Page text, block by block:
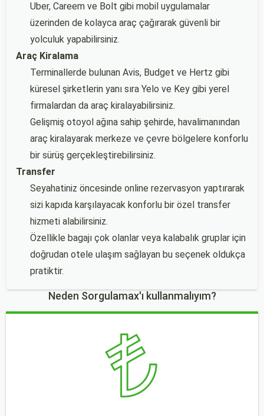
Uber, Careem ve Bolt gibi mobil uygulamalar
üzerinden de kolayca araç çağırarak güvenli bir
yolculuk yapabilirsiniz.
Araç Kiralama
Terminallerde bulunan Avis, Budget ve Hertz gibi
küresel şirketlerin yanı sıra Yelo ve Key gibi yerel
firmalardan da araç kiralayabilirsiniz.
Gelişmiş otoyol ağına sahip şehirde, havalimanından
araç kiralayarak merkeze ve çevre bölgelere konforlu
bir sürüş gerçekleştirebilirsiniz.
Transfer
Seyahatiniz öncesinde online rezervasyon yaptırarak
sizi kapıda karşılayacak konforlu bir özel transfer
hizmeti alabilirsiniz.
Özellikle bagajı çok olanlar veya kalabalık gruplar için
doğrudan otele ulaşım sağlayan bu seçenek oldukça
pratiktir.
Neden Sorgulamax'ı kullanmalıyım?